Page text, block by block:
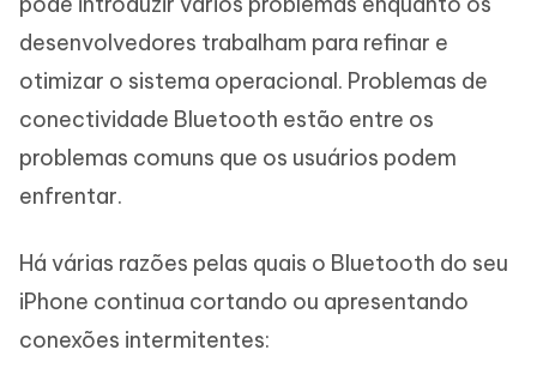
desenvolvedores trabalham para refinar e
otimizar o sistema operacional. Problemas de
conectividade Bluetooth estão entre os
problemas comuns que os usuários podem
enfrentar.
Há várias razões pelas quais o Bluetooth do seu
iPhone continua cortando ou apresentando
conexões intermitentes: